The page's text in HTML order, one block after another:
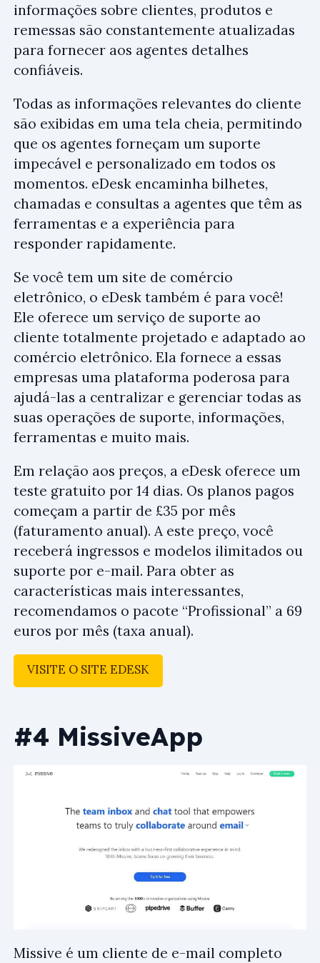
informações sobre clientes, produtos e
remessas são constantemente atualizadas
para fornecer aos agentes detalhes
confiáveis.
Todas as informações relevantes do cliente
são exibidas em uma tela cheia, permitindo
que os agentes forneçam um suporte
impecável e personalizado em todos os
momentos. eDesk encaminha bilhetes,
chamadas e consultas a agentes que têm as
ferramentas e a experiência para
responder rapidamente.
Se você tem um site de comércio
eletrônico, o eDesk também é para você!
Ele oferece um serviço de suporte ao
cliente totalmente projetado e adaptado ao
comércio eletrônico. Ela fornece a essas
empresas uma plataforma poderosa para
ajudá-las a centralizar e gerenciar todas as
suas operações de suporte, informações,
ferramentas e muito mais.
Em relação aos preços, a eDesk oferece um
teste gratuito por 14 dias. Os planos pagos
começam a partir de £35 por mês
(faturamento anual). A este preço, você
receberá ingressos e modelos ilimitados ou
suporte por e-mail. Para obter as
características mais interessantes,
recomendamos o pacote “Profissional” a 69
euros por mês (taxa anual).
VISITE O SITE EDESK
#4 MissiveApp
Missive é um cliente de e-mail completo